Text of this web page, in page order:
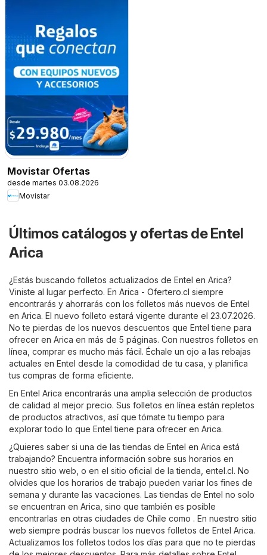
Movistar Ofertas
desde martes 03.08.2026
Movistar
Últimos catálogos y ofertas de Entel
Arica
¿Estás buscando folletos actualizados de Entel en Arica?
Viniste al lugar perfecto. En Arica - Ofertero.cl siempre
encontrarás y ahorrarás con los folletos más nuevos de Entel
en Arica. El nuevo folleto estará vigente durante el 23.07.2026.
No te pierdas de los nuevos descuentos que Entel tiene para
ofrecer en Arica en más de 5 páginas. Con nuestros folletos en
línea, comprar es mucho más fácil. Échale un ojo a las rebajas
actuales en Entel desde la comodidad de tu casa, y planifica
tus compras de forma eficiente.
En Entel Arica encontrarás una amplia selección de productos
de calidad al mejor precio. Sus folletos en línea están repletos
de productos atractivos, así que tómate tu tiempo para
explorar todo lo que Entel tiene para ofrecer en Arica.
¿Quieres saber si una de las tiendas de Entel en Arica está
trabajando? Encuentra información sobre sus horarios en
nuestro sitio web, o en el sitio oficial de la tienda, entel.cl. No
olvides que los horarios de trabajo pueden variar los fines de
semana y durante las vacaciones. Las tiendas de Entel no solo
se encuentran en Arica, sino que también es posible
encontrarlas en otras ciudades de Chile como . En nuestro sitio
web siempre podrás buscar los nuevos folletos de Entel Arica.
Actualizamos los folletos todos los días para que no te pierdas